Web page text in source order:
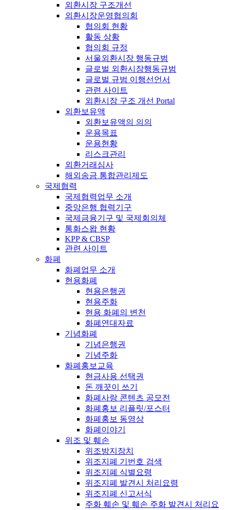
외환시장 구조개선
외환시장운영협의회
협의회 현황
활동 상황
협의회 규정
서울외환시장 행동규범
글로벌 외환시장행동규범
글로벌 규범 이행선언서
관련 사이트
외환시장 구조 개선 Portal
외환보유액
외환보유액의 의의
운용목표
운용현황
리스크관리
외환거래심사
해외송금 통합관리제도
국제협력
국제협력업무 소개
중앙은행 협력기구
국제금융기구 및 국제회의체
통화스왑 현황
KPP & CBSP
관련 사이트
화폐
화폐업무 소개
현용화폐
현용은행권
현용주화
현용 화폐의 변천
화폐연대자료
기념화폐
기념은행권
기념주화
화폐홍보교육
현금사용 선택권
돈 깨끗이 쓰기
화폐사랑 콘텐츠 공모전
화폐홍보 리플릿/포스터
화폐홍보 동영상
화폐이야기
위조 및 훼손
위조방지장치
위조지폐 기번호 검색
위조지폐 식별요령
위조지폐 발견시 처리요령
위조지폐 신고서식
주화 훼손 및 훼손 주화 발견시 처리요